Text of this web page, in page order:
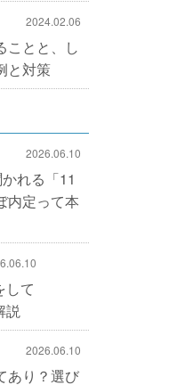
2024.02.06
ことと、し
と対策
2026.06.10
れる「11
内定って本
して
説
2026.06.10
あり？選び